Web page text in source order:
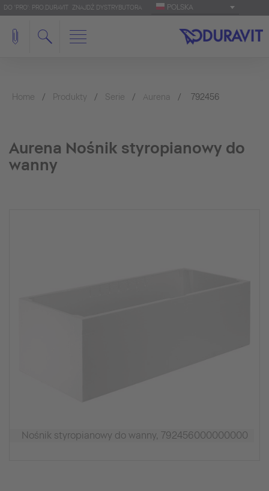
DO 'PRO': PRO.DURAVIT ZNAJDŹ DYSTRYBUTORA POLSKA
Home Produkty Serie Aurena 792456
Aurena Nośnik styropianowy do
wanny
Nośnik styropianowy do wanny, 792456000000000